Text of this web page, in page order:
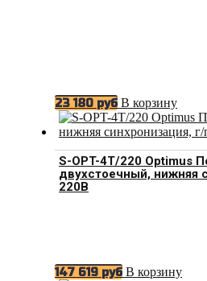
23 180 руб В корзину
S-OPT-4T/220 Optimus
двухстоечный, нижняя
220В
147 619 руб В корзину